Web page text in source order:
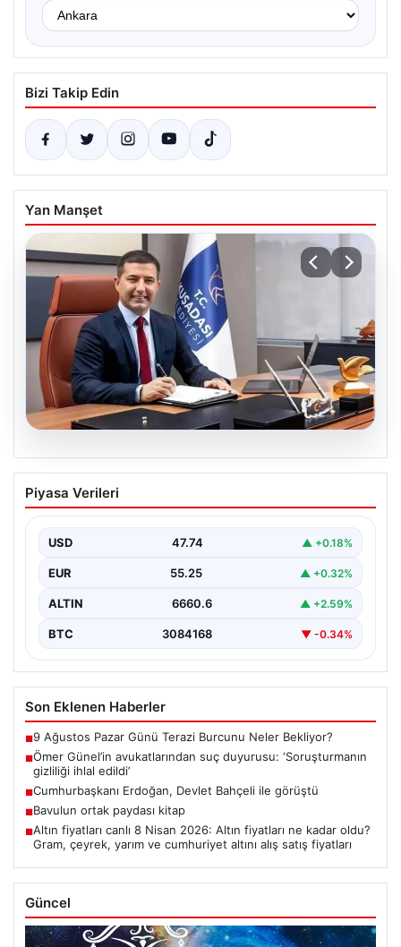
Bizi Takip Edin
Yan Manşet
07.08.2026
Ömer Günel’in avukatlarından suç
duyurusu: ‘Soruşturmanın gizliliği ihlal
Piyasa Verileri
USD 47.74 ▲ +0.18%
EUR 55.25 ▲ +0.32%
ALTIN 6660.6 ▲ +2.59%
BTC 3084168 ▼ -0.34%
Son Eklenen Haberler
■9 Ağustos Pazar Günü Terazi Burcunu Neler Bekliyor?
■Ömer Günel’in avukatlarından suç duyurusu: ‘Soruşturmanın
gizliliği ihlal edildi’
■Cumhurbaşkanı Erdoğan, Devlet Bahçeli ile görüştü
■Bavulun ortak paydası kitap
■Altın fiyatları canlı 8 Nisan 2026: Altın fiyatları ne kadar oldu?
Gram, çeyrek, yarım ve cumhuriyet altını alış satış fiyatları
Güncel